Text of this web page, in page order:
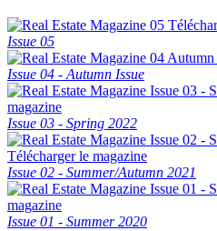
Issue 05
Issue 04 - Autumn Issue
magazine
Issue 03 - Spring 2022
Télécharger le magazine
Issue 02 - Summer/Autumn 2021
magazine
Issue 01 - Summer 2020